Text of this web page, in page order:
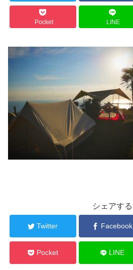
Pocket LINE
シェアする
Twitter Facebook
Pocket LINE